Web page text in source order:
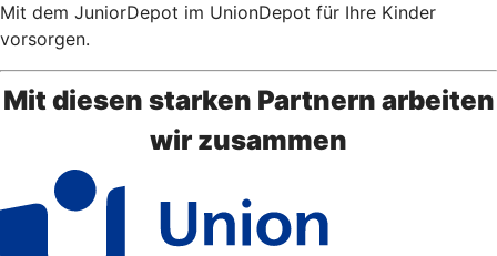
Mit dem JuniorDepot im UnionDepot für Ihre Kinder
vorsorgen.
Mit diesen starken Partnern arbeiten
wir zusammen